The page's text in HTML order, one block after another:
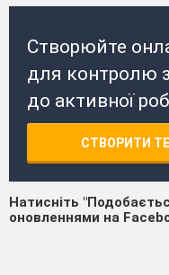
Створюйте
для контролю
до активної
СТВОРИТИ
Натисніть
оновленнями на